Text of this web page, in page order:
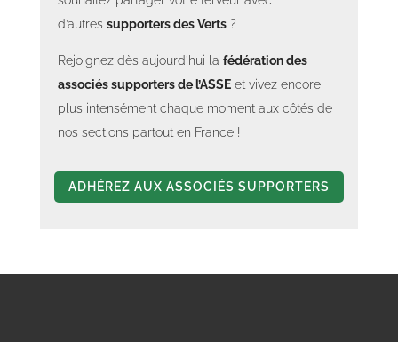
d’autres supporters des Verts ?
Rejoignez dès aujourd’hui la fédération des
associés supporters de l’ASSE et vivez encore
plus intensément chaque moment aux côtés de
nos sections partout en France !
ADHÉREZ AUX ASSOCIÉS SUPPORTERS